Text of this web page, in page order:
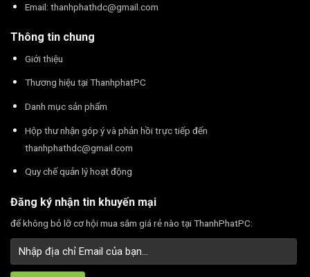
Email: thanhphathdc@gmail.com
Thông tin chung
Giới thiệu
Thương hiệu tại ThanhphatPC
Danh mục sản phẩm
Hộp thư nhận góp ý và phản hồi trực tiếp đến
thanhphathdc@gmail.com
Quy chế quản lý hoạt động
Đăng ký nhận tin khuyến mại
để không bỏ lỡ cơ hội mua sắm giá rẻ nào tại ThanhPhatPC: